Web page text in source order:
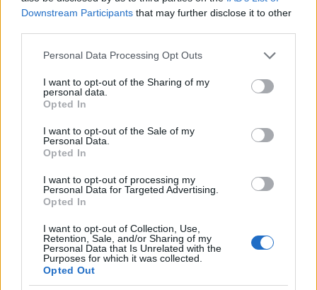
Downstream Participants that may further disclose it to other
Please note that this website/app uses one or more Google
not limited to your visit or usage behaviour. You may click to
grant or deny consent to Google and its third-party tags to
use your data for below specified purposes in below Google
consent section.
Personal Data Processing Opt Outs
I want to opt-out of the Sharing of my
personal data.
Opted In
I want to opt-out of the Sale of my
Personal Data.
Opted In
I want to opt-out of processing my
Personal Data for Targeted Advertising.
Opted In
I want to opt-out of Collection, Use,
Retention, Sale, and/or Sharing of my
Personal Data that Is Unrelated with the
Purposes for which it was collected.
Opted Out
Bár örülhetnénk annak, hogy egyes ügyek jogerősen
befejeződtek, közelebbről megnézve a ténylegesen
kiderül, hogy a magas szintű korrupciós ügyekben a
legritkább esetben ítélnek el kormányzati
szereplőket, azok rokonait és üzletfeleit, vagy
szabnak ki rájuk szigorú büntetést. A következő 8
ügyben is ez a helyzet:
Különböző módokon ugyan, de a fenti ügyek szinte